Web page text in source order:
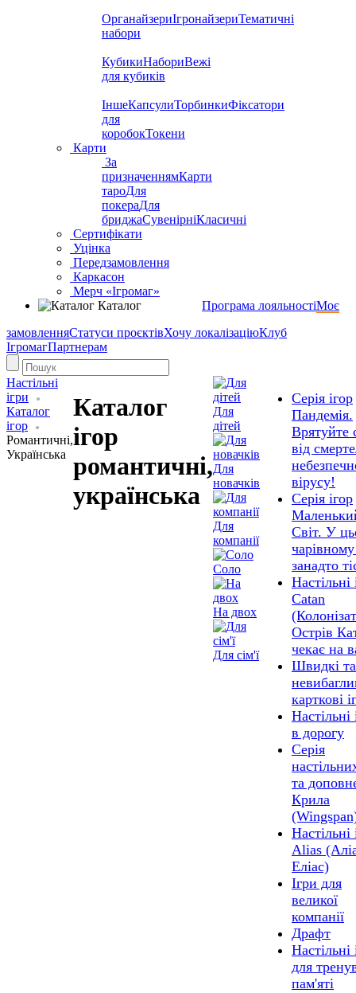
ОрганайзериІгронайзериТематичні
набори
КубикиНабориВежі
для кубиків
ІншеКапсулиТорбинкиФіксатори
для
коробокТокени
Карти
За
призначеннямКарти
тароДля
покераДля
бриджаСувенірніКласичні
Сертифікати
Уцінка
Передзамовлення
Каркасон
Мерч «Ігромаг»
Каталог
Програма лояльностіМоє
замовленняСтатуси проєктівХочу локалізаціюКлуб
ІгромагПартнерам
Настільні
ігри
Каталог
ігор
Романтичні,
Українська
Каталог
ігор
романтичні,
українська
Для
дітей
Для
новачків
Для
компанії
Соло
На двох
Для сім'ї
Серія ігор
Пандемія.
Врятуйте
від
вірусу!
Серія ігор
Світ. У
чарівному
занадто
Настільні
Catan
Острів
чекає на
Швидкі та
карткові
Настільні
в дорогу
Серія
та
Крила
Настільні
Alias
Еліас)
Ігри для
великої
компанії
Драфт
Настільні
для
пам'яті